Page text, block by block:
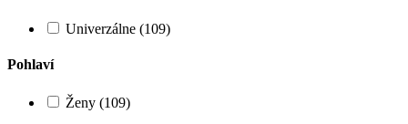
Univerzálne (109)
Pohlaví
Ženy (109)